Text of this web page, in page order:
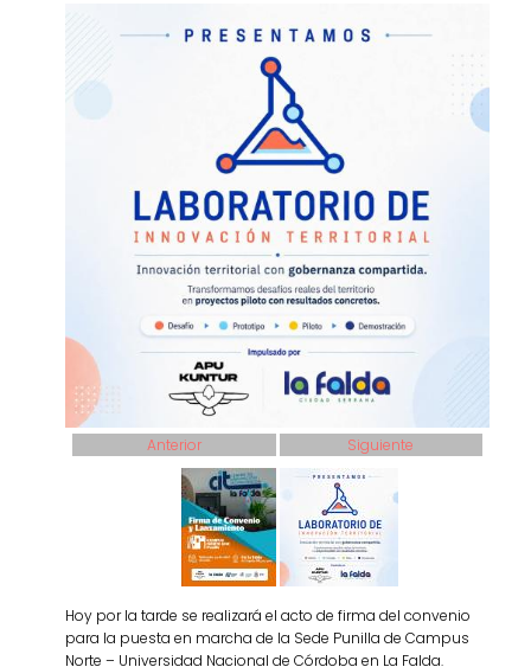
Anterior Siguiente
Hoy por la tarde se realizará el acto de firma del convenio
para la puesta en marcha de la Sede Punilla de Campus
Norte – Universidad Nacional de Córdoba en La Falda.